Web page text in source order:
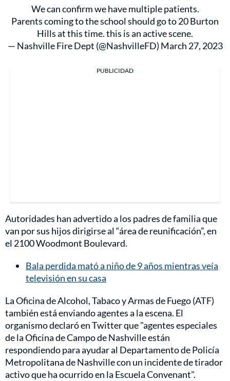
We can confirm we have multiple patients.
Parents coming to the school should go to 20 Burton
Hills at this time. this is an active scene.
— Nashville Fire Dept (@NashvilleFD) March 27, 2023
PUBLICIDAD
Autoridades han advertido a los padres de familia que
van por sus hijos dirigirse al “área de reunificación”, en
el 2100 Woodmont Boulevard.
Bala perdida mató a niño de 9 años mientras veía
televisión en su casa
La Oficina de Alcohol, Tabaco y Armas de Fuego (ATF)
también está enviando agentes a la escena. El
organismo declaró en Twitter que "agentes especiales
de la Oficina de Campo de Nashville están
respondiendo para ayudar al Departamento de Policía
Metropolitana de Nashville con un incidente de tirador
activo que ha ocurrido en la Escuela Convenant".